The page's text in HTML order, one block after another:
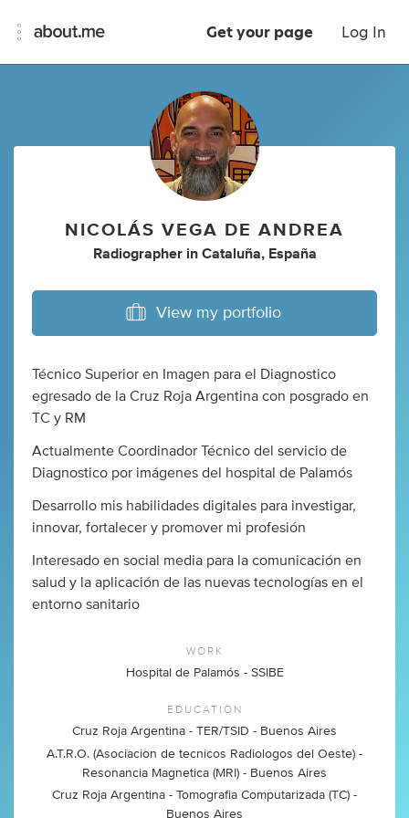
Get your page Log In
NICOLÁS VEGA DE ANDREA
Radiographer in Cataluña, España
View my portfolio
Técnico Superior en Imagen para el Diagnostico
egresado de la Cruz Roja Argentina con posgrado en
TC y RM
Actualmente Coordinador Técnico del servicio de
Diagnostico por imágenes del hospital de Palamós
Desarrollo mis habilidades digitales para investigar,
innovar, fortalecer y promover mi profesión
Interesado en social media para la comunicación en
salud y la aplicación de las nuevas tecnologías en el
entorno sanitario
WORK
Hospital de Palamós - SSIBE
EDUCATION
Cruz Roja Argentina - TER/TSID - Buenos Aires
A.T.R.O. (Asociacion de tecnicos Radiologos del Oeste) -
Resonancia Magnetica (MRI) - Buenos Aires
Cruz Roja Argentina - Tomografia Computarizada (TC) -
Buenos Aires